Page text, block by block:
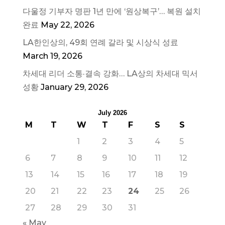
다울정 기부자 명판 1년 만에 ‘원상복구’… 복원 설치
완료 May 22, 2026
LA한인상의, 49회 연례 갈라 및 시상식 성료
March 19, 2026
차세대 리더 소통·결속 강화… LA상의 차세대 믹서
성황 January 29, 2026
July 2026
M T W T F S
S
1
2 3 4
5
6
7 8 9 10 11
12
13
14 15 16 17 18
19
20
21 22 23 24 25
26
27
28 29 30
31
« May